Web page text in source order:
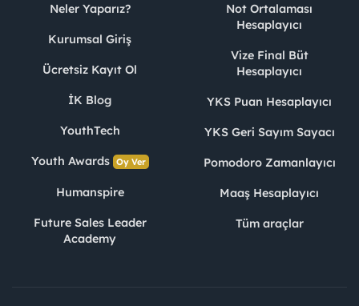
Neler Yaparız?
Kurumsal Giriş
Ücretsiz Kayıt Ol
İK Blog
YouthTech
Youth Awards Oy Ver
Humanspire
Future Sales Leader
Academy
Not Ortalaması
Hesaplayıcı
Vize Final Büt
Hesaplayıcı
YKS Puan Hesaplayıcı
YKS Geri Sayım Sayacı
Pomodoro Zamanlayıcı
Maaş Hesaplayıcı
Tüm araçlar